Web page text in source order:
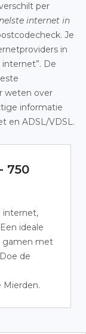
per
internet in
Je
in
internet”. De
weten over
informatie
en ADSL/VDSL.
750
internet,
ideale
gamen met
de
Mierden.